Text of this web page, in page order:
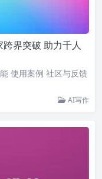
界突破 助力千人
使用案例 社区与反馈
AI写作